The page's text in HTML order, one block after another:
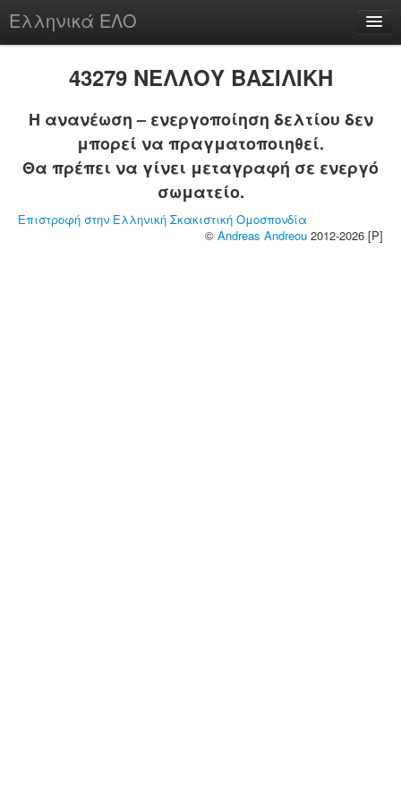
Ελληνικά ΕΛΟ
chesstu.be @ discord
Login
43279 ΝΕΛΛΟΥ ΒΑΣΙΛΙΚΗ
Η ανανέωση – ενεργοποίηση δελτίου δεν
μπορεί να πραγματοποιηθεί.
Θα πρέπει να γίνει μεταγραφή σε ενεργό
σωματείο.
Επιστροφή στην Ελληνική Σκακιστική Ομοσπονδία
© Andreas Andreou 2012-2026 [P]